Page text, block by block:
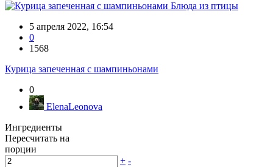
Блюда из птицы
5 апреля 2022, 16:54
0
1568
Курица запеченная с шампиньонами
0
ElenaLeonova
Ингредиенты
Пересчитать на
порции
+ -